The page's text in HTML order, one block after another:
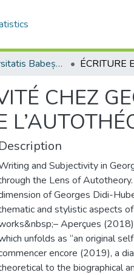
Studia Universitatis Babeș-Bolyai Philologia
CHEZ
Description
and Subjectivity in
the Lens of
of Georges Didi-
and stylistic aspects
Aperçues
unfolds as “an original
encore (2019), a
to the biographical